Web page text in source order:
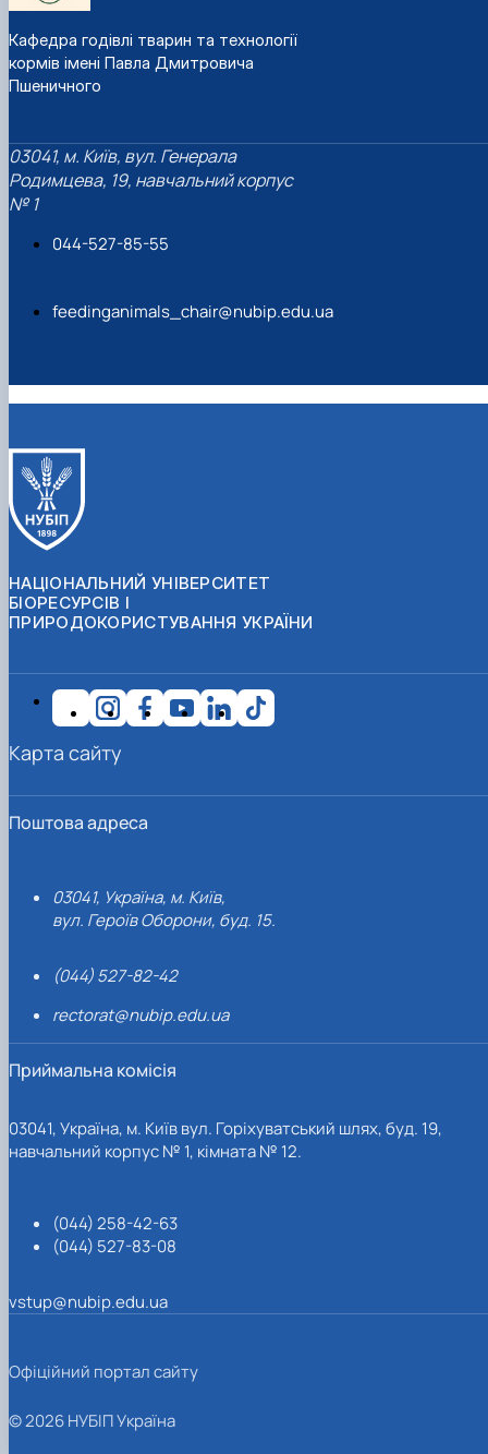
Кафедра годівлі тварин та технології
кормів імені Павла Дмитровича
Пшеничного
03041, м. Київ, вул. Генерала
Родимцева, 19, навчальний корпус
№ 1
044-527-85-55
feedinganimals_chair@nubip.edu.ua
НАЦІОНАЛЬНИЙ УНІВЕРСИТЕТ
БІОРЕСУРСІВ І
ПРИРОДОКОРИСТУВАННЯ УКРАЇНИ
Поштова адреса
03041, Україна, м. Київ,
вул. Героїв Оборони, буд. 15.
(044) 527-82-42
rectorat@nubip.edu.ua
Приймальна комісія
03041, Україна, м. Київ вул. Горіхуватський шлях, буд. 19,
навчальний корпус № 1, кімната № 12.
(044) 258-42-63
(044) 527-83-08
vstup@nubip.edu.ua
Карта сайту
Офіційний портал сайту
© 2026 НУБІП Україна